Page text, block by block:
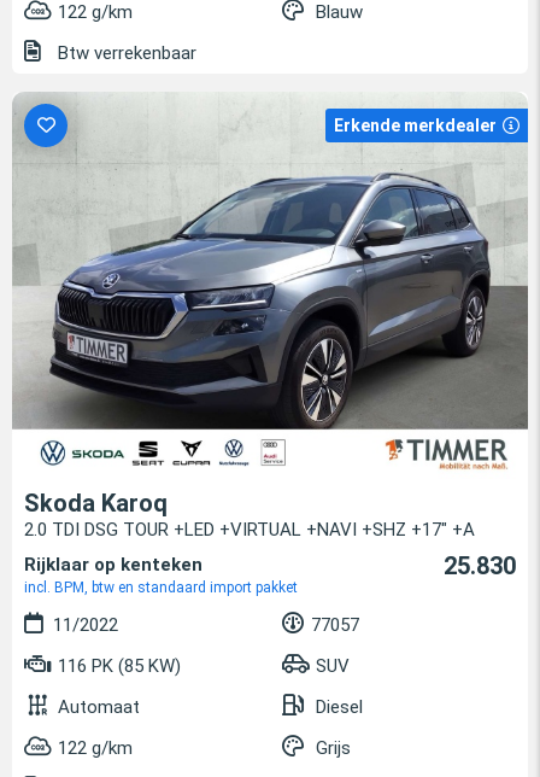
122 g/km
Blauw
Btw verrekenbaar
Erkende merkdealer
Skoda Karoq
2.0 TDI DSG TOUR +LED +VIRTUAL +NAVI +SHZ +17" +A
Rijklaar op kenteken
incl. BPM, btw en standaard import pakket
25.830
11/2022
77057
116 PK (85 KW)
SUV
Automaat
Diesel
122 g/km
Grijs